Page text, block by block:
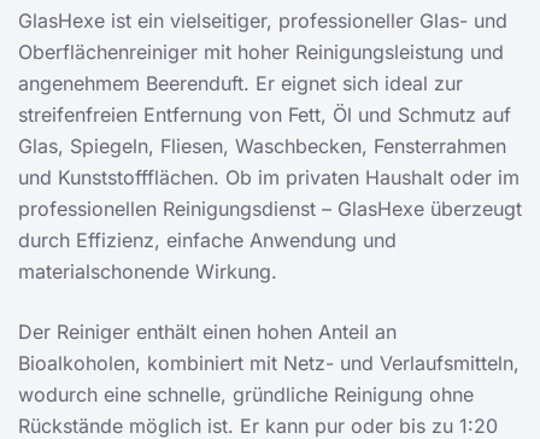
GlasHexe ist ein vielseitiger, professioneller Glas- und
Oberflächenreiniger mit hoher Reinigungsleistung und
angenehmem Beerenduft. Er eignet sich ideal zur
streifenfreien Entfernung von Fett, Öl und Schmutz auf
Glas, Spiegeln, Fliesen, Waschbecken, Fensterrahmen
und Kunststoffflächen. Ob im privaten Haushalt oder im
professionellen Reinigungsdienst – GlasHexe überzeugt
durch Effizienz, einfache Anwendung und
materialschonende Wirkung.
Der Reiniger enthält einen hohen Anteil an
Bioalkoholen, kombiniert mit Netz- und Verlaufsmitteln,
wodurch eine schnelle, gründliche Reinigung ohne
Rückstände möglich ist. Er kann pur oder bis zu 1:20